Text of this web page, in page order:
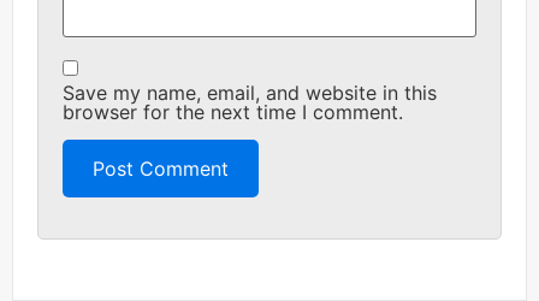
Save my name, email, and website in this
browser for the next time I comment.